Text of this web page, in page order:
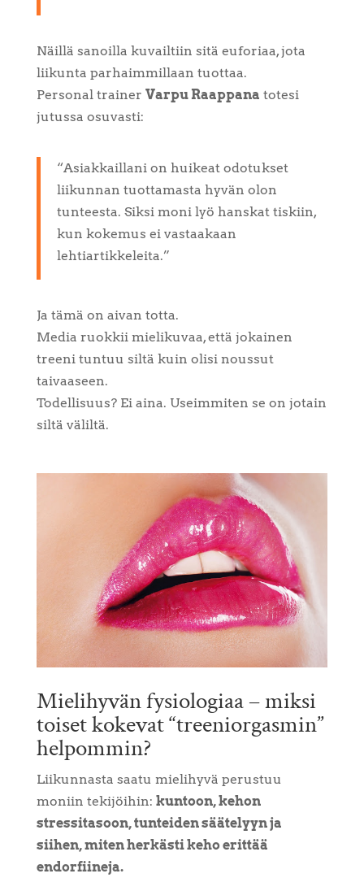
Näillä sanoilla kuvailtiin sitä euforiaa, jota
liikunta parhaimmillaan tuottaa.
Personal trainer Varpu Raappana totesi
jutussa osuvasti:
“Asiakkaillani on huikeat odotukset
liikunnan tuottamasta hyvän olon
tunteesta. Siksi moni lyö hanskat tiskiin,
kun kokemus ei vastaakaan
lehtiartikkeleita.”
Ja tämä on aivan totta.
Media ruokkii mielikuvaa, että jokainen
treeni tuntuu siltä kuin olisi noussut
taivaaseen.
Todellisuus? Ei aina. Useimmiten se on jotain
siltä väliltä.
Mielihyvän fysiologiaa – miksi
toiset kokevat “treeniorgasmin”
helpommin?
Liikunnasta saatu mielihyvä perustuu
moniin tekijöihin: kuntoon, kehon
stressitasoon, tunteiden säätelyyn ja
siihen, miten herkästi keho erittää
endorfiineja.